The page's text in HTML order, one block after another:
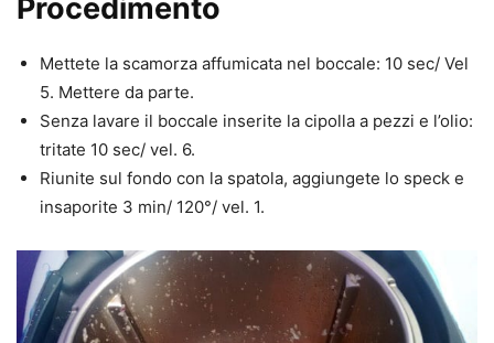
Procedimento
Mettete la scamorza affumicata nel boccale: 10 sec/ Vel
5. Mettere da parte.
Senza lavare il boccale inserite la cipolla a pezzi e l’olio:
tritate 10 sec/ vel. 6.
Riunite sul fondo con la spatola, aggiungete lo speck e
insaporite 3 min/ 120°/ vel. 1.